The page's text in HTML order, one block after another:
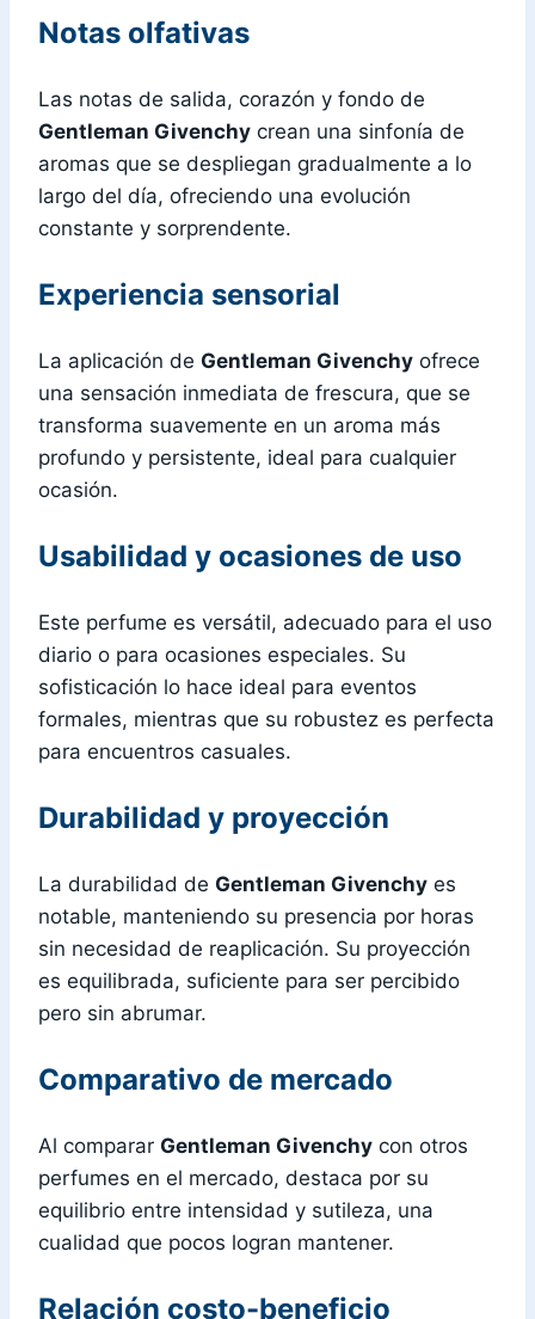
Notas olfativas
Las notas de salida, corazón y fondo de
Gentleman Givenchy crean una sinfonía de
aromas que se despliegan gradualmente a lo
largo del día, ofreciendo una evolución
constante y sorprendente.
Experiencia sensorial
La aplicación de Gentleman Givenchy ofrece
una sensación inmediata de frescura, que se
transforma suavemente en un aroma más
profundo y persistente, ideal para cualquier
ocasión.
Usabilidad y ocasiones de uso
Este perfume es versátil, adecuado para el uso
diario o para ocasiones especiales. Su
sofisticación lo hace ideal para eventos
formales, mientras que su robustez es perfecta
para encuentros casuales.
Durabilidad y proyección
La durabilidad de Gentleman Givenchy es
notable, manteniendo su presencia por horas
sin necesidad de reaplicación. Su proyección
es equilibrada, suficiente para ser percibido
pero sin abrumar.
Comparativo de mercado
Al comparar Gentleman Givenchy con otros
perfumes en el mercado, destaca por su
equilibrio entre intensidad y sutileza, una
cualidad que pocos logran mantener.
Relación costo-beneficio